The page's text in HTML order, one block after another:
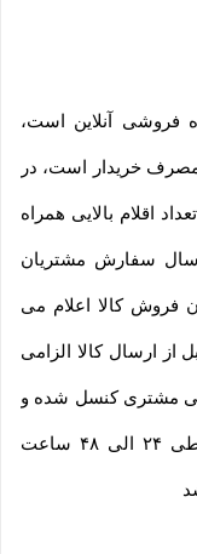
فروشی آنلاین است،
مصرف خریدار است، در
اقلام بالایی همراه
سفارش مشتریان
فروش کالا اعلام می
از ارسال کالا الزامی
مشتری کنسل شده و
در صورت واریز وجه، مبلغ پرداخت شده طی ۲۴ الی ۴۸ ساعت